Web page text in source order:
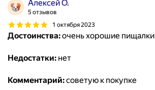
Алексей О.
5 отзывов
1 октября 2023
Достоинства:очень хорошие пищалки
Недостатки: нет
Комментарий:советую к покупке